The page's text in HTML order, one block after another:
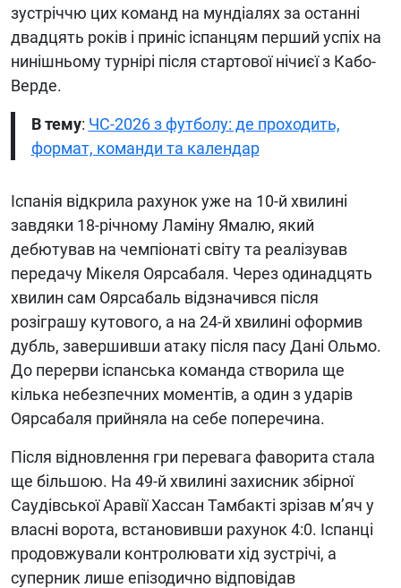
зустріччю цих команд на мундіалях за останні
двадцять років і приніс іспанцям перший успіх на
нинішньому турнірі після стартової нічиєї з Кабо-
Верде.
В тему: ЧС-2026 з футболу: де проходить,
формат, команди та календар
Іспанія відкрила рахунок уже на 10-й хвилині
завдяки 18-річному Ламіну Ямалю, який
дебютував на чемпіонаті світу та реалізував
передачу Мікеля Оярсабаля. Через одинадцять
хвилин сам Оярсабаль відзначився після
розіграшу кутового, а на 24-й хвилині оформив
дубль, завершивши атаку після пасу Дані Ольмо.
До перерви іспанська команда створила ще
кілька небезпечних моментів, а один з ударів
Оярсабаля прийняла на себе поперечина.
Після відновлення гри перевага фаворита стала
ще більшою. На 49-й хвилині захисник збірної
Саудівської Аравії Хассан Тамбакті зрізав м’яч у
власні ворота, встановивши рахунок 4:0. Іспанці
продовжували контролювати хід зустрічі, а
суперник лише епізодично відповідав